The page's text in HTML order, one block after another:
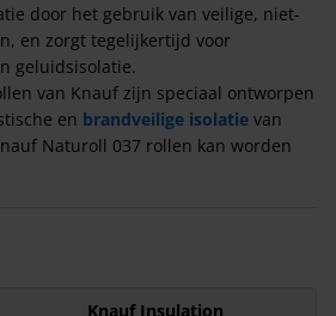
door het gebruik van veilige, niet-
en zorgt tegelijkertijd voor
geluidsisolatie.
van Knauf zijn speciaal ontworpen
en brandveilige isolatie van
Naturoll 037 rollen kan worden
mm in een breedte van 580 mm.
uitstekende thermische
Knauf Insulation